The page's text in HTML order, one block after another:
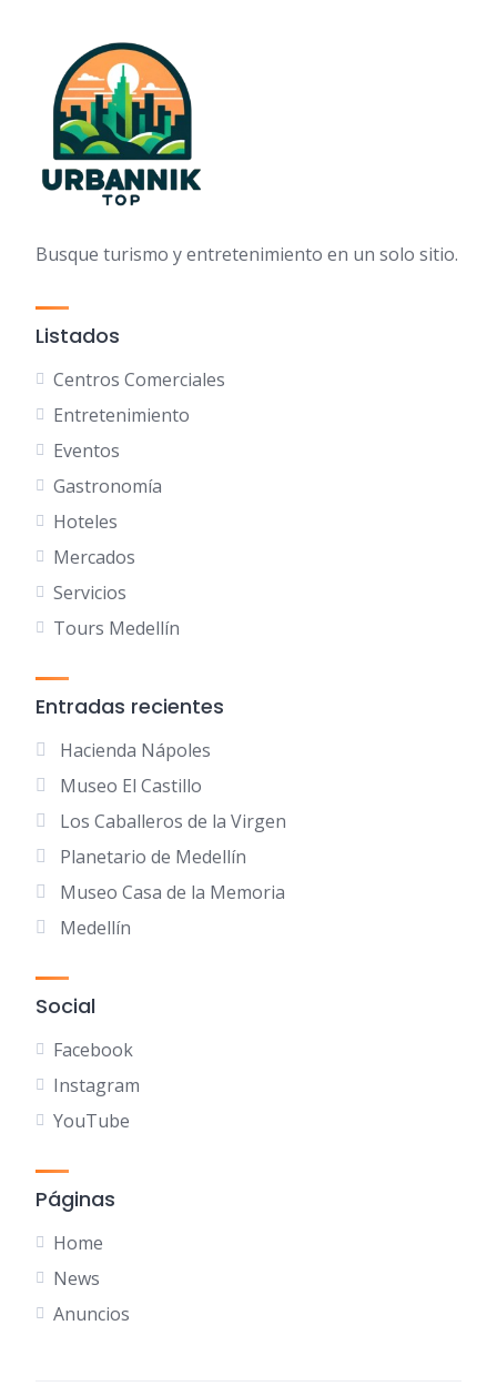
Busque turismo y entretenimiento en un solo sitio.
Listados
Centros Comerciales
Entretenimiento
Eventos
Gastronomía
Hoteles
Mercados
Servicios
Tours Medellín
Entradas recientes
Hacienda Nápoles
Museo El Castillo
Los Caballeros de la Virgen
Planetario de Medellín
Museo Casa de la Memoria
Medellín
Social
Facebook
Instagram
YouTube
Páginas
Home
News
Anuncios